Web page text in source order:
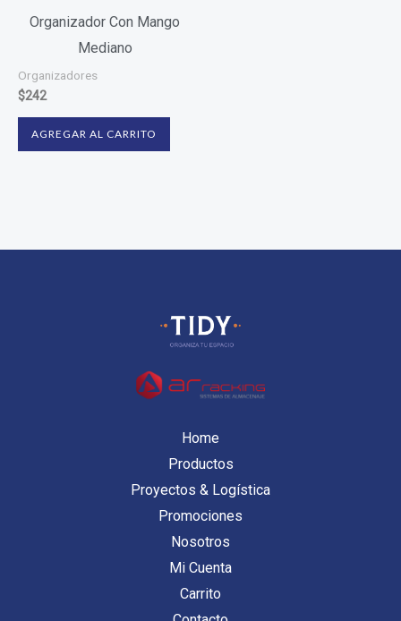
Organizador Con Mango
Mediano
Organizadores
$242
AGREGAR AL CARRITO
Home
Productos
Proyectos & Logística
Promociones
Nosotros
Mi Cuenta
Carrito